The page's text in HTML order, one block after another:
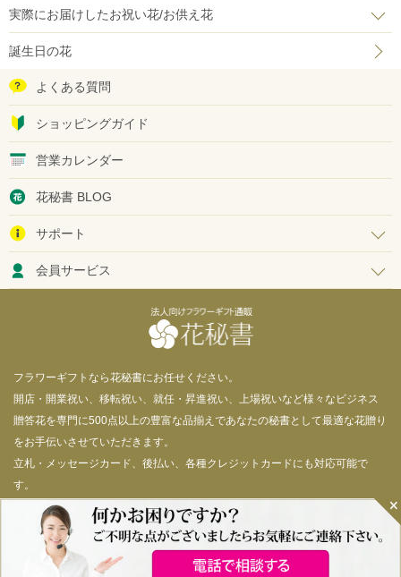
実際にお届けしたお祝い花/お供え花
誕生日の花
よくある質問
ショッピングガイド
営業カレンダー
花秘書 BLOG
サポート
会員サービス
フラワーギフトなら花秘書にお任せください。
開店・開業祝い、移転祝い、就任・昇進祝い、上場祝いなど様々なビジネス
贈答花を専門に500点以上の豊富な品揃えであなたの秘書として最適な花贈り
をお手伝いさせていただきます。
立札・メッセージカード、後払い、各種クレジットカードにも対応可能で
す。